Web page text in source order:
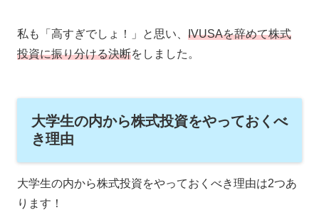
私も「高すぎでしょ！」と思い、 IVUSAを辞めて株式
投資に振り分ける決断をしました。
大学生の内から株式投資をやっておくべ
き理由
大学生の内から株式投資をやっておくべき理由は2つあ
ります！